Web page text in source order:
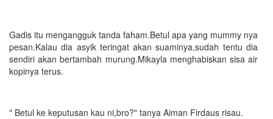
Gadis itu mengangguk tanda faham.Betul apa yang mummy nya
pesan.Kalau dia asyik teringat akan suaminya,sudah tentu dia
sendiri akan bertambah murung.Mikayla menghabiskan sisa air
kopinya terus.
" Betul ke keputusan kau ni,bro?" tanya Aiman Firdaus risau.